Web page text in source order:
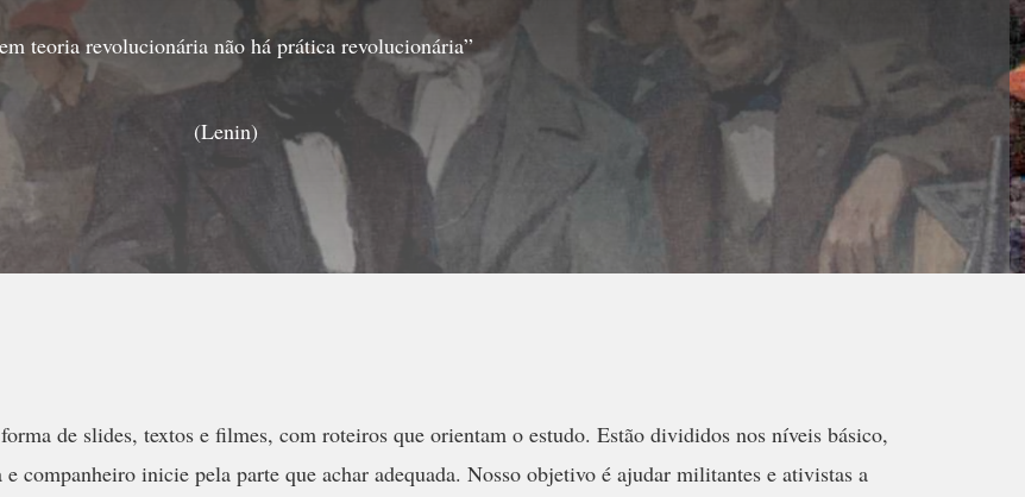
teoria revolucionária não há prática revolucionária”
(Lenin)
de slides, textos e filmes, com roteiros que orientam o estudo. Estão divididos nos níveis básico,
companheiro inicie pela parte que achar adequada. Nosso objetivo é ajudar militantes e ativistas a